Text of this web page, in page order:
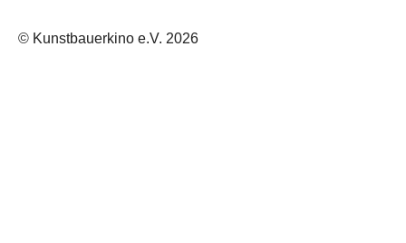
© Kunstbauerkino e.V. 2026